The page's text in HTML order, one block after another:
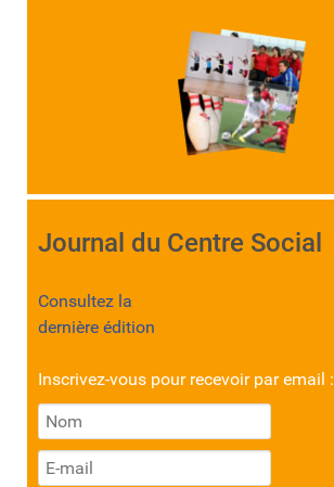
Journal du Centre Social
Consultez la
dernière édition
Inscrivez-vous pour recevoir par email :